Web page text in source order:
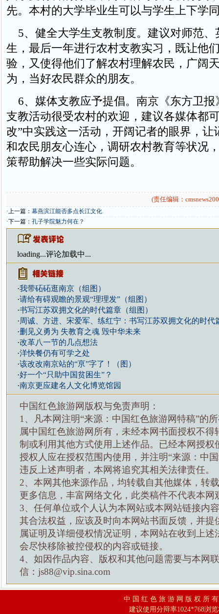
先。本村的大学毕业生可以与学生上下学
5、健全大学生支教制度。建议对师范、
生，最后一年进行农村支教实习，既让他
验，又使得他们了解农村理解农民，广阔
为，当好农民群众的朋友。
6、媒体支教应予提倡。南京《东方卫报
支教活动很受农村的欢迎，建议各媒体都
改”中实践这一活动，开阔记者的眼界，让
和农民朋友心连心，调研农村教育等状况
策帮助解决一些实际问题。
(责任编辑：
·上一篇： 幕燕滨江能否多点长江文化
·下一篇： 孔子学院魅力何在？
loading...评论加载中...
·我带砳砳逛南京（组图）
·请给有碍观瞻的景观“理理发”（组图）
·书写江苏双拥文化的时代篇章（组图）
·周诚、方进、宋爱军、练红宁：书写江苏双拥文化的时代
·删见义勇为 失教育之魂 毁中华未来
·改革八一节的几点想法
·洋快餐仍有可学之处
·该改改南京站的“亰”字了！（图）
·好一个“只助中国贫困生”？
·南京更应建名人文化博览馆园
中国红色旅游网版权与免责声明：
1、凡本网注明“来源：中国红色旅游网特稿”的
属中国红色旅游网所有，未经本网书面授权不得
制或利用其他方式使用上述作品。已经本网授权
授权人应在授权范围内使用，并注明“来源：中
违反上述声明者，本网将追究其相关法律责任。
2、本网其他来源作品，均转载自其他媒体，转
更多信息，丰富网络文化，此类稿件不代表本网
3、任何单位或个人认为本网站或本网站链接内
其合法权益，应该及时向本网站书面反馈，并提
属证明及详细侵权情况证明，本网站在收到上述
会尽快移除被控侵权的内容或链接。
4、如因作品内容、版权和其他问题需要与本网
信：js88@vip.sina.com
中 国 红 色 旅 游 网 版 权 所
建议使用分辩率1024*768浏